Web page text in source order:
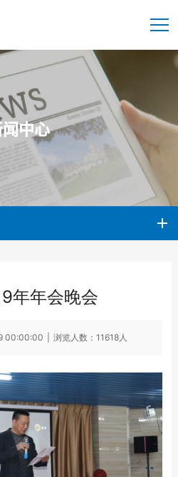
中心
年年会晚会
00:00:00 浏览人数：11618人